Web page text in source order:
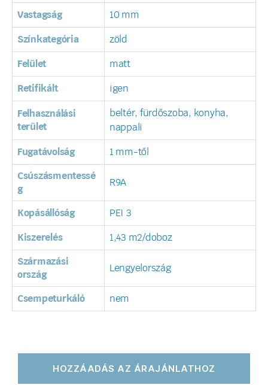
Vastagság 10 mm
Színkategória zöld
Felület matt
Retifikált igen
Felhasználási
terület
beltér, fürdőszoba, konyha,
nappali
Fugatávolság 1 mm-től
Csúszásmentessé
g
R9A
Kopásállóság PEI 3
Kiszerelés 1,43 m2/doboz
Származási
ország
Lengyelország
Csempeturkáló nem
HOZZÁADÁS AZ ÁRAJÁNLATHOZ